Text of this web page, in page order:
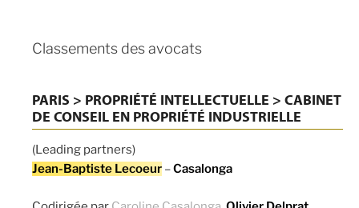
Classements des avocats
PARIS > PROPRIÉTÉ INTELLECTUELLE > CABINET
DE CONSEIL EN PROPRIÉTÉ INDUSTRIELLE
(Leading partners)
Jean-Baptiste Lecoeur–Casalonga